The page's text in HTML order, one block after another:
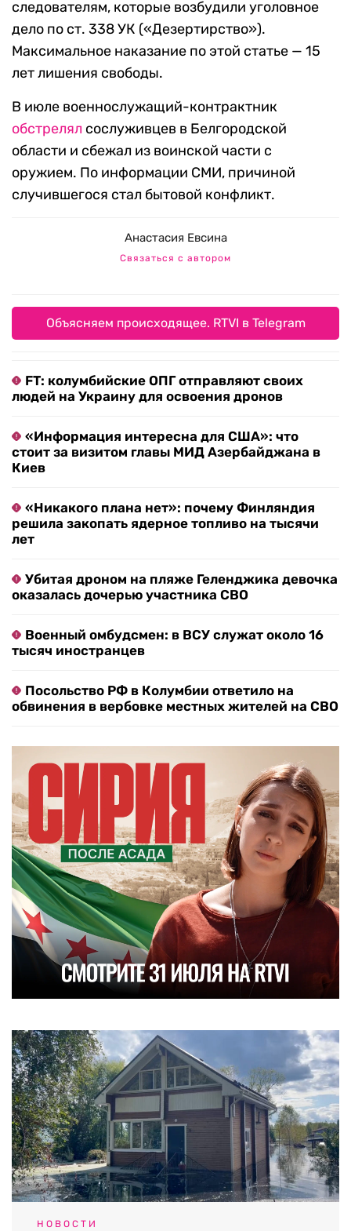
следователям, которые возбудили уголовное
дело по ст. 338 УК («Дезертирство»).
Максимальное наказание по этой статье — 15
лет лишения свободы.
В июле военнослужащий-контрактник
обстрелял сослуживцев в Белгородской
области и сбежал из воинской части с
оружием. По информации СМИ, причиной
случившегося стал бытовой конфликт.
Анастасия Евсина
Связаться с автором
Объясняем происходящее. RTVI в Telegram
FT: колумбийские ОПГ отправляют своих
людей на Украину для освоения дронов
«Информация интересна для США»: что
стоит за визитом главы МИД Азербайджана в
Киев
«Никакого плана нет»: почему Финляндия
решила закопать ядерное топливо на тысячи
лет
Убитая дроном на пляже Геленджика девочка
оказалась дочерью участника СВО
Военный омбудсмен: в ВСУ служат около 16
тысяч иностранцев
Посольство РФ в Колумбии ответило на
обвинения в вербовке местных жителей на СВО
НОВОСТИ